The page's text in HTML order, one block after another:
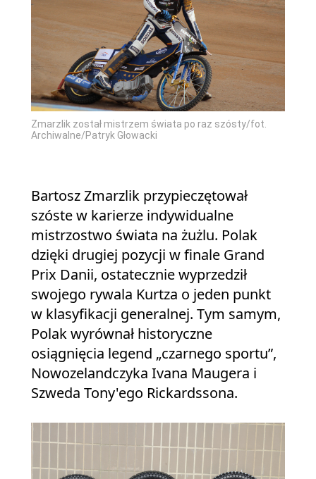
Zmarzlik został mistrzem świata po raz szósty/fot.
Archiwalne/Patryk Głowacki
Bartosz Zmarzlik przypieczętował
szóste w karierze indywidualne
mistrzostwo świata na żużlu. Polak
dzięki drugiej pozycji w finale Grand
Prix Danii, ostatecznie wyprzedził
swojego rywala Kurtza o jeden punkt
w klasyfikacji generalnej. Tym samym,
Polak wyrównał historyczne
osiągnięcia legend „czarnego sportu”,
Nowozelandczyka Ivana Maugera i
Szweda Tony'ego Rickardssona.